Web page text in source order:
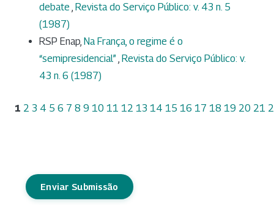
debate , Revista do Serviço Público: v. 43 n. 5
(1987)
RSP Enap, Na França, o regime é o
“semipresidencial” , Revista do Serviço Público: v.
43 n. 6 (1987)
1 2 3 4 5 6 7 8 9 10 11 12 13 14 15 16 17 18 19 20 21
Enviar Submissão